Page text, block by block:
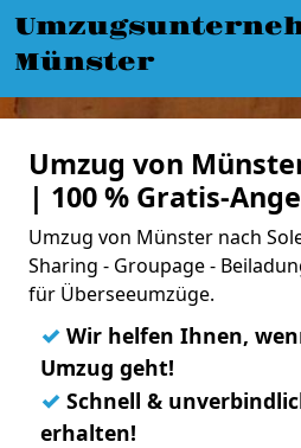
Münster
Umzug von
| 100 % Gratis-
Umzug von Münster nach
Sharing - Groupage -
für Überseeumzüge.
✓ Wir helfen Ihnen,
Umzug geht!
✓ Schnell &
erhalten!